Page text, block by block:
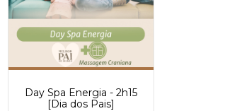
Day Spa Energia - 2h15
[Dia dos Pais]